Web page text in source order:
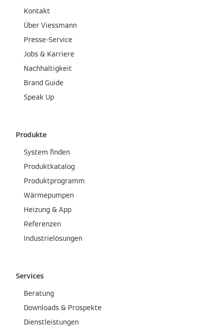
Kontakt
Über Viessmann
Presse-Service
Jobs & Karriere
Nachhaltigkeit
Brand Guide
Speak Up
Produkte
System finden
Produktkatalog
Produktprogramm
Wärmepumpen
Heizung & App
Referenzen
Industrielösungen
Services
Beratung
Downloads & Prospekte
Dienstleistungen